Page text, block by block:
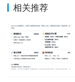
相关推荐